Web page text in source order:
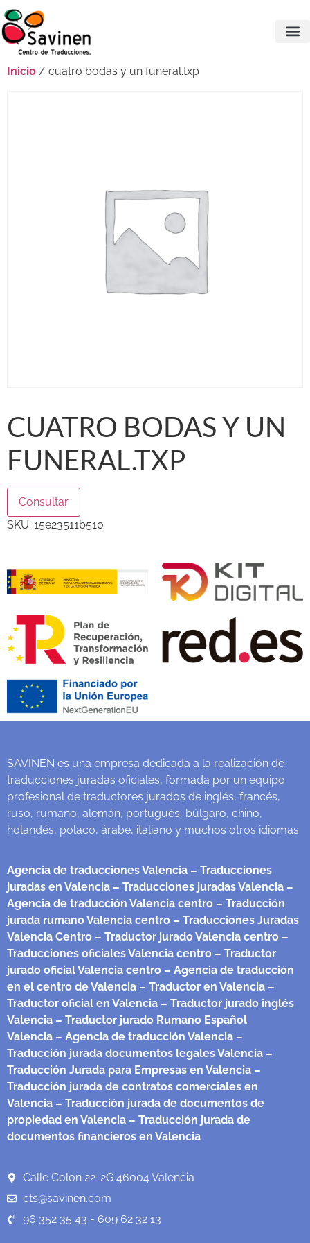
Inicio / cuatro bodas y un funeral.txp
CUATRO BODAS Y UN
FUNERAL.TXP
Consultar
SKU: 15e23511b510
SAVINEN es una empresa dedicada a la realización de
traducciones juradas oficiales, formada por un equipo
profesional de traductores jurados de inglés, francés,
ruso, rumano, alemán, portugués, búlgaro, chino,
holandés, polaco, árabe, italiano y muchos otros idiomas
Agencia de traducciones Valencia – Traducciones
juradas en Valencia – Traducciones juradas Valencia –
Agencia de traducción Valencia centro – Traducción
jurada rumano Valencia centro – Traducciones Juradas
Valencia Centro – Traductor jurado Valencia centro –
Traducciones oficiales Valencia centro – Traductor
jurado oficial Valencia centro – Agencia de traducción
en el centro de Valencia – Traductor en Valencia –
Traductor oficial en Valencia – Traductor jurado inglés
Valencia – Traductor jurado Rumano Español
Valencia – Agencia de traducción Valencia –
Traducción jurada documentos legales Valencia –
Traducción Jurada para Empresas en Valencia –
Traducción jurada de contratos comerciales en
Valencia – Traducción jurada de documentos de
propiedad en Valencia – Traducción jurada de
documentos financieros en Valencia
Calle Colon 22-2G 46004 Valencia
cts@savinen.com
96 352 35 43 - 609 62 32 13